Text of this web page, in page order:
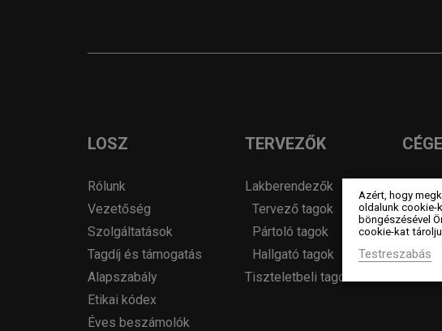
LOSZ
Rólunk
Vezetőség
Szolgáltatások
Tagdíj és támogatás
Alapszabály
Etikai kódex
Éves beszámolók
TERVEZŐK
Lakberendezők
Tervező tagok
Pártoló tagok
Hallgató tagok
Tiszteletbeli tagok
Azért, hogy
oldalunk cookie-
böngészésével
cookie-kat
Testreszabás